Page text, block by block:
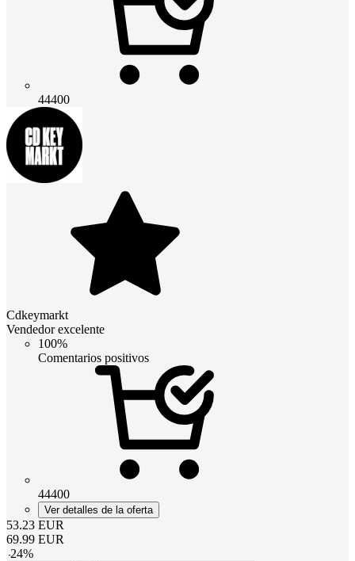
44400
Cdkeymarkt
Vendedor excelente
100%
Comentarios positivos
44400
Ver detalles de la oferta
53.23 EUR
69.99 EUR
-24%